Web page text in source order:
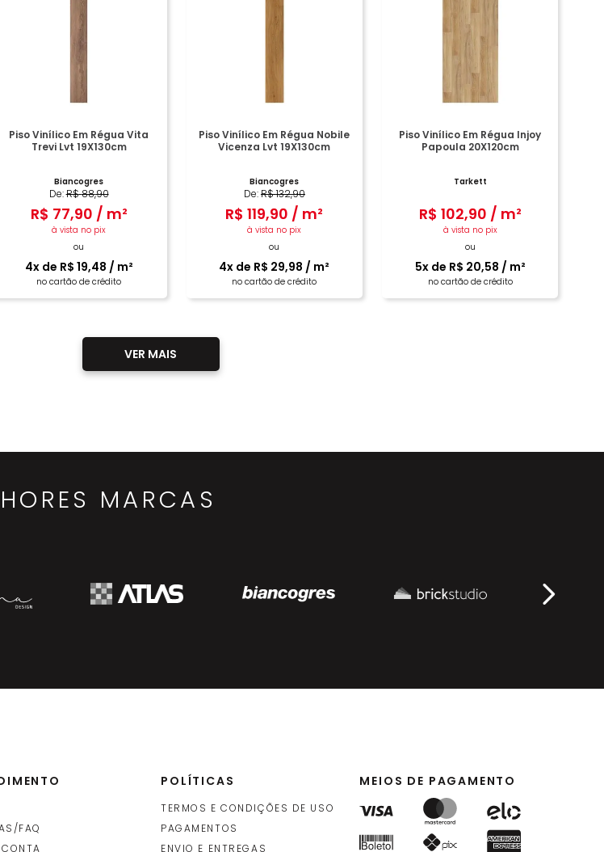
COMPRAR
Piso Vinílico Em Régua Vita
Trevi Lvt 19X130cm
Biancogres
De:R$88,90
R$ 77,90 / m²
à vista no pix
ou
4x de R$ 19,48 / m²
no cartão de crédito
Piso Vinílico Em Régua Nobile
Vicenza Lvt 19X130cm
Biancogres
De:R$132,90
R$ 119,90 / m²
à vista no pix
ou
4x de R$ 29,98 / m²
no cartão de crédito
COMPRAR
Piso Vinílico Em Régua Injoy
Papoula 20X120cm
Tarkett
R$ 102,90 / m²
à vista no pix
ou
5x de R$ 20,58 / m²
no cartão de crédito
MARCAS
FAQ
POLÍTICAS
TERMOS E CONDIÇÕES DE USO
PAGAMENTOS
ENVIO E ENTREGAS
MEIOS DE PAGAMENTO